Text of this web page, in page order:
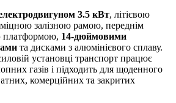
3.5 кВт, літієвою
залізною рамою, переднім
платформою, 14-дюймовими
та дисками з алюмінієвого сплаву.
установці транспорт працює
газів і підходить для щоденного
комерційних та закритих